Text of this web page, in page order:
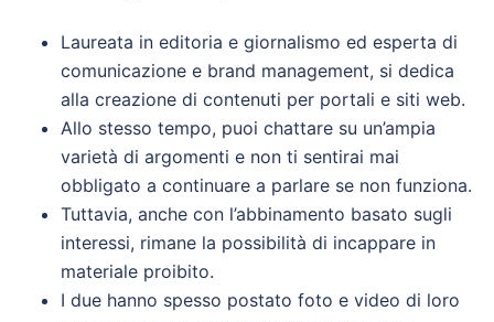
Laureata in editoria e giornalismo ed esperta di
comunicazione e brand management, si dedica
alla creazione di contenuti per portali e siti web.
Allo stesso tempo, puoi chattare su un’ampia
varietà di argomenti e non ti sentirai mai
obbligato a continuare a parlare se non funziona.
Tuttavia, anche con l’abbinamento basato sugli
interessi, rimane la possibilità di incappare in
materiale proibito.
I due hanno spesso postato foto e video di loro